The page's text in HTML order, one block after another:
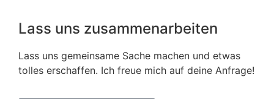
Lass uns zusammenarbeiten
Lass uns gemeinsame Sache machen und etwas
tolles erschaffen. Ich freue mich auf deine Anfrage!